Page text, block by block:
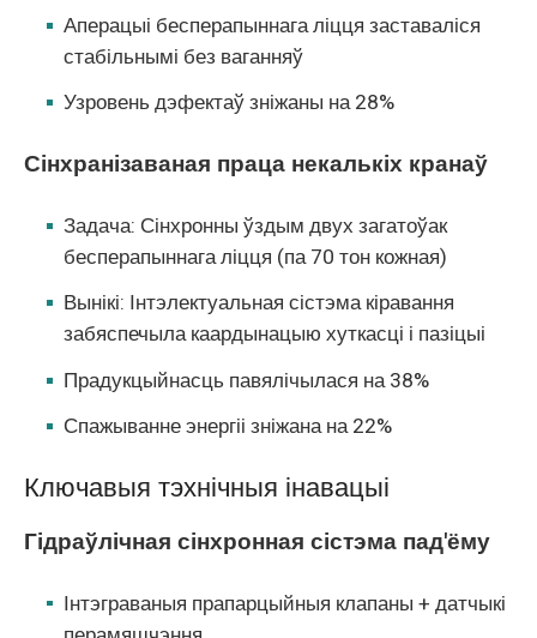
Аперацыі бесперапыннага ліцця заставаліся
стабільнымі без ваганняў
Узровень дэфектаў зніжаны на 28%
Сінхранізаваная праца некалькіх кранаў
Задача: Сінхронны ўздым двух загатоўак
бесперапыннага ліцця (па 70 тон кожная)
Вынікі: Інтэлектуальная сістэма кіравання
забяспечыла каардынацыю хуткасці і пазіцыі
Прадукцыйнасць павялічылася на 38%
Спажыванне энергіі зніжана на 22%
Ключавыя тэхнічныя інавацыі
Гідраўлічная сінхронная сістэма пад'ёму
Інтэграваныя прапарцыйныя клапаны + датчыкі